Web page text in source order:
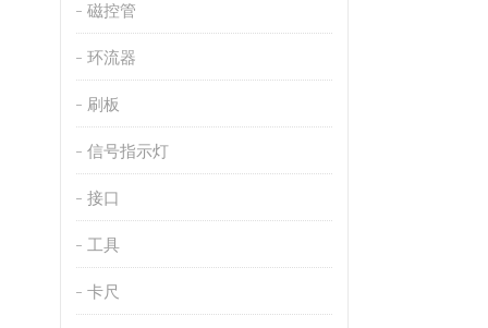
磁控管
环流器
刷板
信号指示灯
接口
工具
卡尺